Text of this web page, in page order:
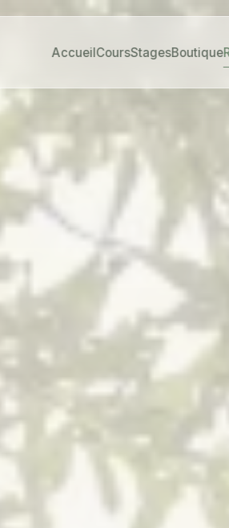
AccueilCoursStagesBoutique